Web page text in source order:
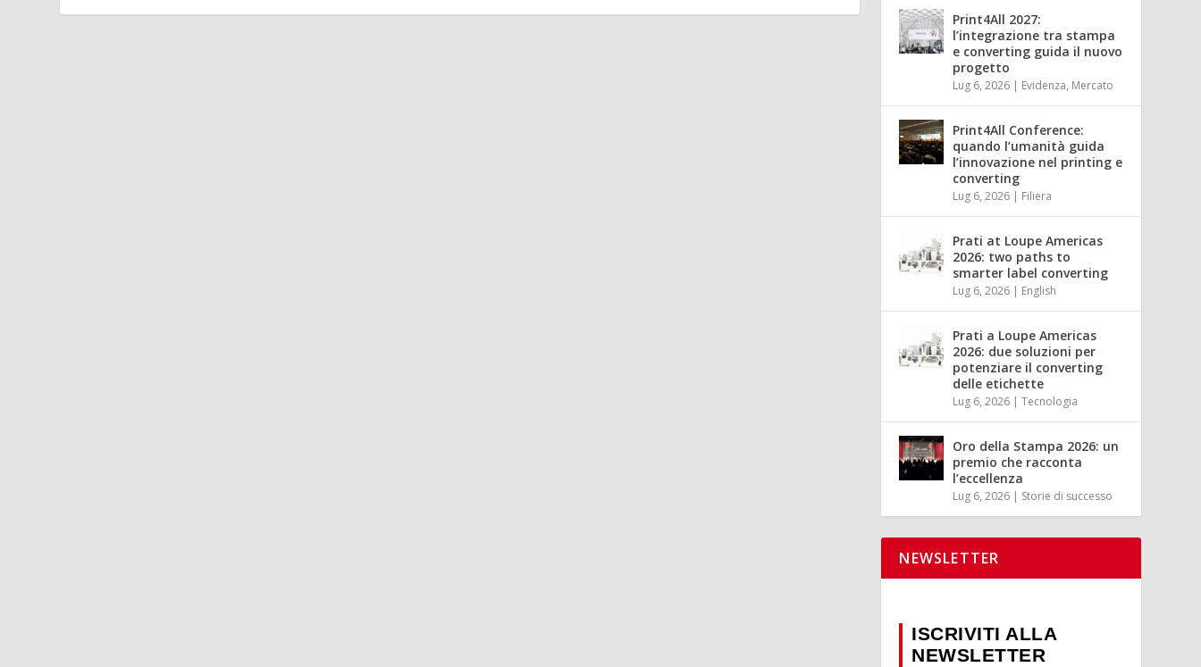
Print4All 2027:
l’integrazione tra stampa
e converting guida il nuovo
progetto
Lug 6, 2026 | Evidenza, Mercato
Print4All Conference:
quando l’umanità guida
l’innovazione nel printing e
converting
Lug 6, 2026 | Filiera
Prati at Loupe Americas
2026: two paths to
smarter label converting
Lug 6, 2026 | English
Prati a Loupe Americas
2026: due soluzioni per
potenziare il converting
delle etichette
Lug 6, 2026 |Tecnologia
Oro della Stampa 2026: un
premio che racconta
l’eccellenza
Lug 6, 2026 | Storie di successo
NEWSLETTER
ISCRIVITI ALLA
NEWSLETTER